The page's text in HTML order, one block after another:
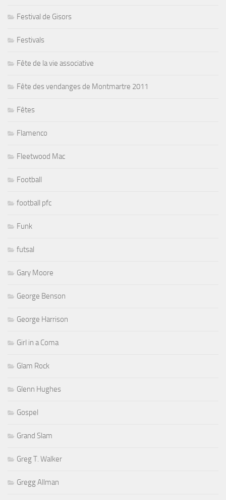
Festival de Gisors
Festivals
Fête de la vie associative
Fête des vendanges de Montmartre 2011
Fêtes
Flamenco
Fleetwood Mac
Football
football pfc
Funk
futsal
Gary Moore
George Benson
George Harrison
Girl in a Coma
Glam Rock
Glenn Hughes
Gospel
Grand Slam
Greg T. Walker
Gregg Allman